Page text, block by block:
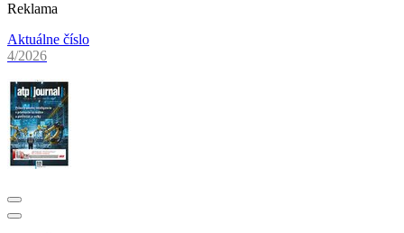
Reklama
Aktuálne číslo
4/2026